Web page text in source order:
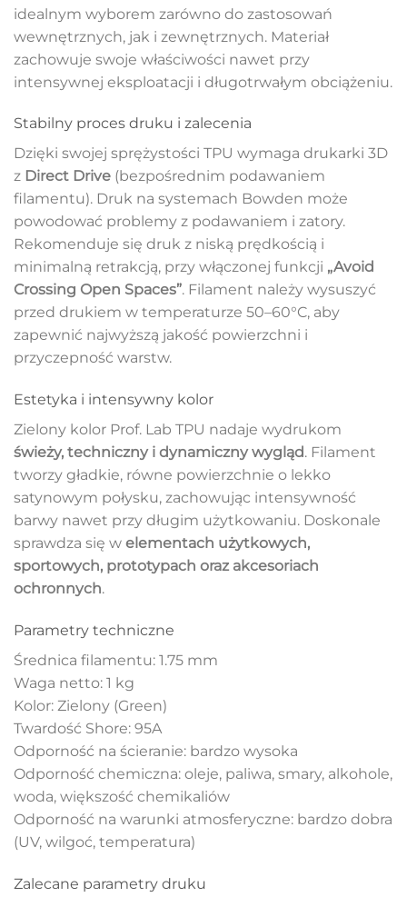
idealnym wyborem zarówno do zastosowań
wewnętrznych, jak i zewnętrznych. Materiał
zachowuje swoje właściwości nawet przy
intensywnej eksploatacji i długotrwałym obciążeniu.
Stabilny proces druku i zalecenia
Dzięki swojej sprężystości TPU wymaga drukarki 3D
z Direct Drive (bezpośrednim podawaniem
filamentu). Druk na systemach Bowden może
powodować problemy z podawaniem i zatory.
Rekomenduje się druk z niską prędkością i
minimalną retrakcją, przy włączonej funkcji „Avoid
Crossing Open Spaces”. Filament należy wysuszyć
przed drukiem w temperaturze 50–60°C, aby
zapewnić najwyższą jakość powierzchni i
przyczepność warstw.
Estetyka i intensywny kolor
Zielony kolor Prof. Lab TPU nadaje wydrukom
świeży, techniczny i dynamiczny wygląd. Filament
tworzy gładkie, równe powierzchnie o lekko
satynowym połysku, zachowując intensywność
barwy nawet przy długim użytkowaniu. Doskonale
sprawdza się w elementach użytkowych,
sportowych, prototypach oraz akcesoriach
ochronnych.
Parametry techniczne
Średnica filamentu: 1.75 mm
Waga netto: 1 kg
Kolor: Zielony (Green)
Twardość Shore: 95A
Odporność na ścieranie: bardzo wysoka
Odporność chemiczna: oleje, paliwa, smary, alkohole,
woda, większość chemikaliów
Odporność na warunki atmosferyczne: bardzo dobra
(UV, wilgoć, temperatura)
Zalecane parametry druku